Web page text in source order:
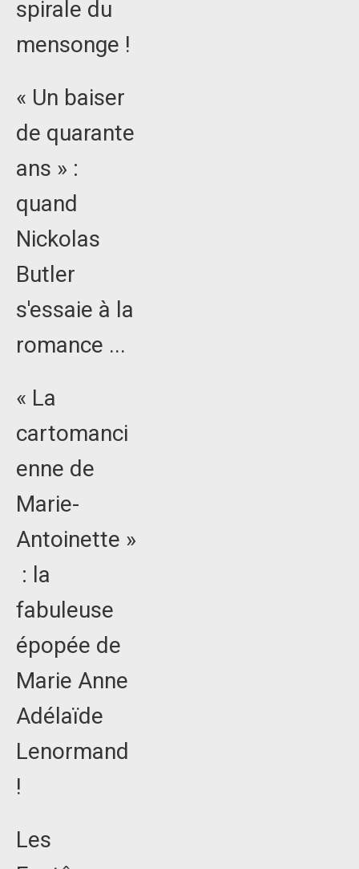
spirale du
mensonge !
« Un baiser
de quarante
ans » :
quand
Nickolas
Butler
s'essaie à la
romance ...
« La
cartomanci
enne de
Marie-
Antoinette »
: la
fabuleuse
épopée de
Marie Anne
Adélaïde
Lenormand
!
Les